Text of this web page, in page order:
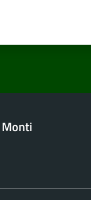
Monti